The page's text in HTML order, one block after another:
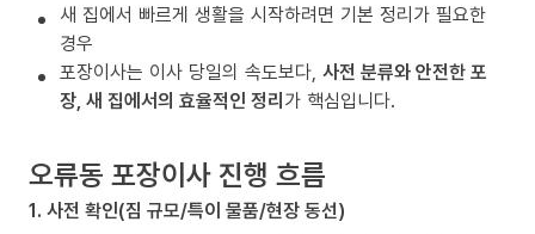
새 집에서 빠르게 생활을 시작하려면 기본 정리가 필요한
경우
포장이사는 이사 당일의 속도보다, 사전 분류와 안전한 포
장, 새 집에서의 효율적인 정리가 핵심입니다.
오류동 포장이사 진행 흐름
1. 사전 확인(짐 규모/특이 물품/현장 동선)